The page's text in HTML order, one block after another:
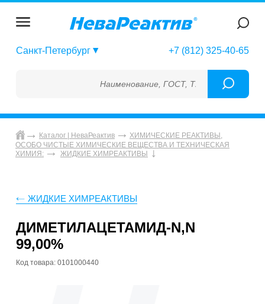
Санкт-Петербург +7 (812) 325-40-65
Наименование, ГОСТ, ТУ, ГСО, МСО, ОСО,
Каталог | НеваРеактив
ХИМИЧЕСКИЕ РЕАКТИВЫ,
ОСОБО ЧИСТЫЕ ХИМИЧЕСКИЕ ВЕЩЕСТВА И ТЕХНИЧЕСКАЯ
ХИМИЯ:
ЖИДКИЕ ХИМРЕАКТИВЫ
ЖИДКИЕ ХИМРЕАКТИВЫ
ДИМЕТИЛАЦЕТАМИД-N,N
99,00%
Код товара: 0101000440